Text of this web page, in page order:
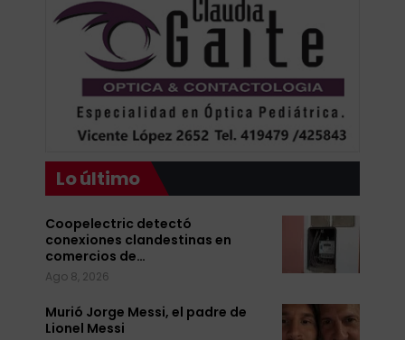
Lo último
Coopelectric detectó
conexiones clandestinas en
comercios de…
Ago 8, 2026
Murió Jorge Messi, el padre de
Lionel Messi